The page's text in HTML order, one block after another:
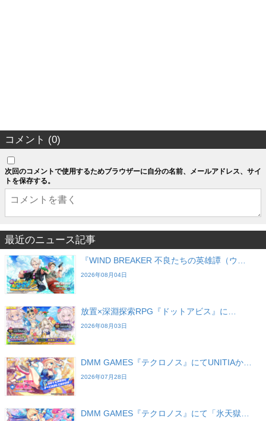
コメント (0)
次回のコメントで使用するためブラウザーに自分の名前、メールアドレス、サイ
トを保存する。
最近のニュース記事
『WIND BREAKER 不良たちの英雄譚（ウ…
2026年08月04日
放置×深淵探索RPG『ドットアビス』に…
2026年08月03日
DMM GAMES『テクロノス』にてUNITIAか…
2026年07月28日
DMM GAMES『テクロノス』にて「氷天獄…